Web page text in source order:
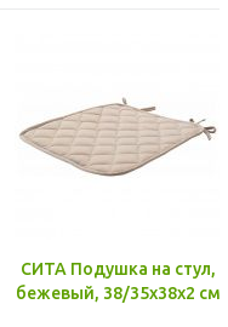
СИТА Подушка на стул,
бежевый, 38/35x38x2 см